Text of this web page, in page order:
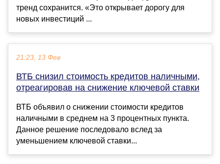
тренд сохранится. «Это открывает дорогу для
новых инвестиций ...
21:23, 13 Фев
ВТБ снизил стоимость кредитов наличными,
отреагировав на снижение ключевой ставки
ВТБ объявил о снижении стоимости кредитов
наличными в среднем на 3 процентных пункта.
Данное решение последовало вслед за
уменьшением ключевой ставки...